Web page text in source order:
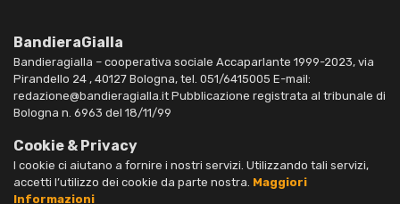
BandieraGialla
Bandieragialla – cooperativa sociale Accaparlante 1999-2023, via
Pirandello 24 , 40127 Bologna, tel. 051/6415005 E-mail:
redazione@bandieragialla.it Pubblicazione registrata al tribunale di
Bologna n. 6963 del 18/11/99
Cookie & Privacy
I cookie ci aiutano a fornire i nostri servizi. Utilizzando tali servizi,
accetti l’utilizzo dei cookie da parte nostra. Maggiori
Informazioni